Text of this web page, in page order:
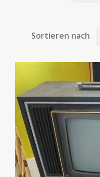
Sortieren nach